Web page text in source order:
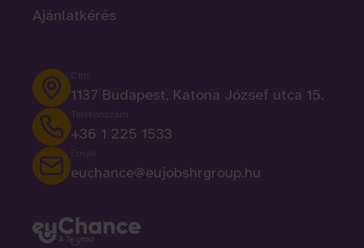
Ajánlatkérés
1137 Budapest, Katona József utca 15.
+36 1 225 1533
euchance@eujobshrgroup.hu